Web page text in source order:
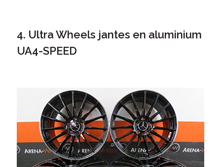
4. Ultra Wheels jantes en aluminium
UA4-SPEED